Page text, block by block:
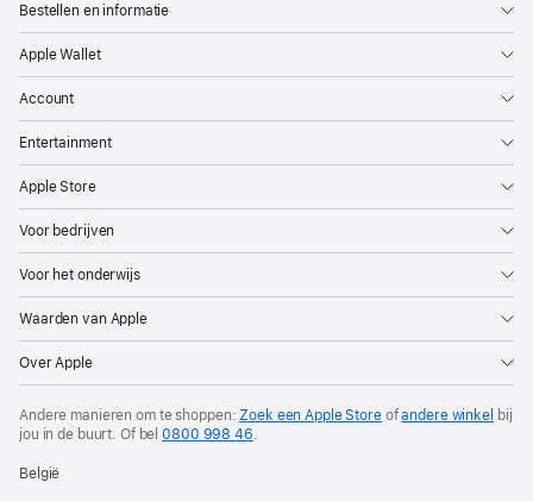
Bestellen en informatie
Apple Wallet
Account
Entertainment
Apple Store
Voor bedrijven
Voor het onderwijs
Waarden van Apple
Over Apple
Andere manieren om te shoppen:Zoek een Apple Storeofandere winkel bij
jou in de buurt. Of bel0800 998 46.
België